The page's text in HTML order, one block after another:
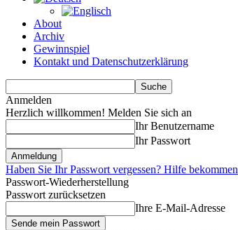
About
Archiv
Gewinnspiel
Kontakt und Datenschutzerklärung
Anmelden
Herzlich willkommen! Melden Sie sich an
Ihr Benutzername
Ihr Passwort
Haben Sie Ihr Passwort vergessen? Hilfe bekommen
Passwort-Wiederherstellung
Passwort zurücksetzen
Ihre E-Mail-Adresse